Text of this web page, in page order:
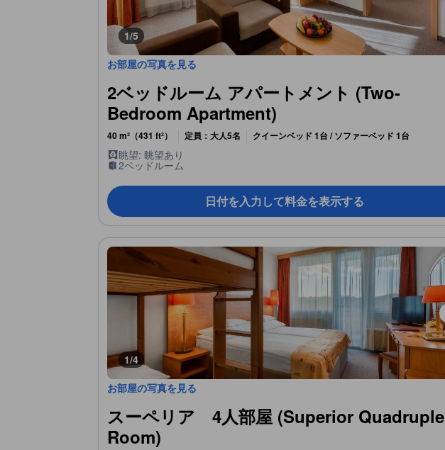
1/5
お部屋の写真を見る
2ベッドルーム アパートメント (Two-
Bedroom Apartment)
40 m²（431 ft²） 定員：大人5名 クイーンベッド 1台 / ソファーベッド 1台
眺望: 眺望あり
2ベッドルーム
日付を入力して料金を表示する
1/4
お部屋の写真を見る
スーペリア 4人部屋 (Superior Quadruple
Room)